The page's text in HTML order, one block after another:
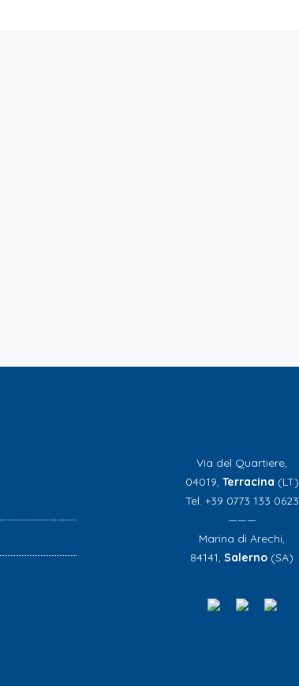
Via del Quartiere,
04019, Terracina (LT)
Tel. +39 0773 133 0623
———
Marina di Arechi,
84141,Salerno (SA)